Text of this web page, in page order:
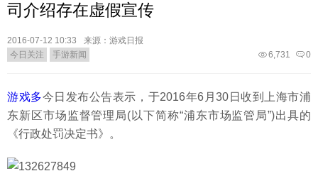
司介绍存在虚假宣传
2016-07-12 10:33
来源：游戏日报
今日关注
手游新闻 0
6,731
游戏多今日发布公告表示，于2016年6月30日收到上海市浦
东新区市场监督管理局(以下简称“浦东市场监管局”)出具的
《行政处罚决定书》。